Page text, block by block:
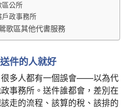
區公所
戶政事務所
歌區其他代書服務
件的人就好
很多人都有一個誤會——以為代
事務所。送件誰都會，差別在
走的流程、該算的稅、該排的